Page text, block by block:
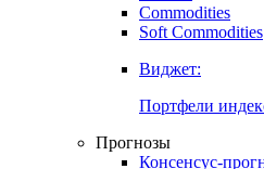
Commodities
Золото
Бензин
Soft Commodities
Виджет: